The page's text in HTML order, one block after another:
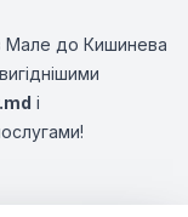
Мале до Кишинева
і